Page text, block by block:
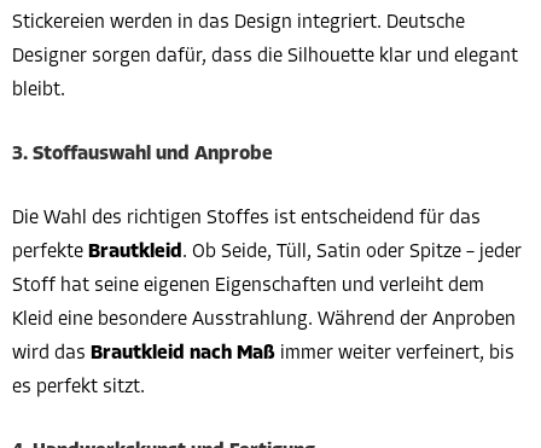
Stickereien werden in das Design integriert. Deutsche
Designer sorgen dafür, dass die Silhouette klar und elegant
bleibt.
3. Stoffauswahl und Anprobe
Die Wahl des richtigen Stoffes ist entscheidend für das
perfekte Brautkleid . Ob Seide, Tüll, Satin oder Spitze – jeder
Stoff hat seine eigenen Eigenschaften und verleiht dem
Kleid eine besondere Ausstrahlung. Während der Anproben
wird das Brautkleid nach Maß immer weiter verfeinert, bis
es perfekt sitzt.